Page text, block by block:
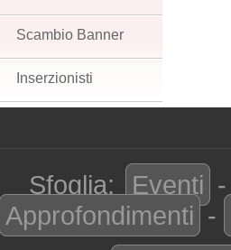
Scambio Banner
Inserzionisti
Sfoglia: Eventi -
Approfondimenti -